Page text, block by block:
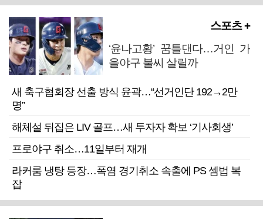
스포츠 +
‘윤나고황’ 꿈틀댄다…거인 가
을야구 불씨 살릴까
새 축구협회장 선출 방식 윤곽…“선거인단 192→2만
명”
해체설 뒤집은 LIV 골프…새 투자자 확보 ‘기사회생’
프로야구 취소…11일부터 재개
라커룸 냉탕 등장…폭염 경기취소 속출에 PS 셈법 복
잡